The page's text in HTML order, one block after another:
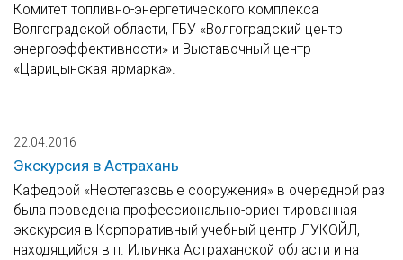
Комитет топливно-энергетического комплекса
Волгоградской области, ГБУ «Волгоградский центр
энергоэффективности» и Выставочный центр
«Царицынская ярмарка».
22.04.2016
Экскурсия в Астрахань
Кафедрой «Нефтегазовые сооружения» в очередной раз
была проведена профессионально-ориентированная
экскурсия в Корпоративный учебный центр ЛУКОЙЛ,
находящийся в п. Ильинка Астраханской области и на